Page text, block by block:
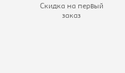
Скидка на первый
заказ